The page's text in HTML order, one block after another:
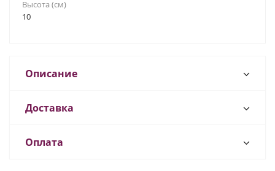
Высота (см)
10
Описание
Доставка
Оплата